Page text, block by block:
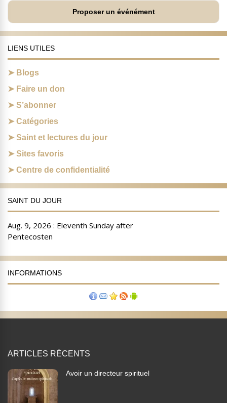
Proposer un événément
LIENS UTILES
Blogs
Faire un don
S’abonner
Catégories
Saint et lectures du jour
Sites favoris
Centre de confidentialité
SAINT DU JOUR
INFORMATIONS
ARTICLES RÉCENTS
Avoir un directeur spirituel